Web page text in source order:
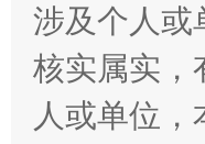
法徽映军营
涉及个人或
核实属实，
人或单位